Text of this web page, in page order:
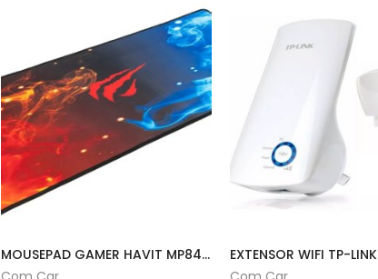
MOUSEPAD GAMER HAVIT MP845 | 70 x 70 x 3
EXTENSOR WIFI TP-LINK